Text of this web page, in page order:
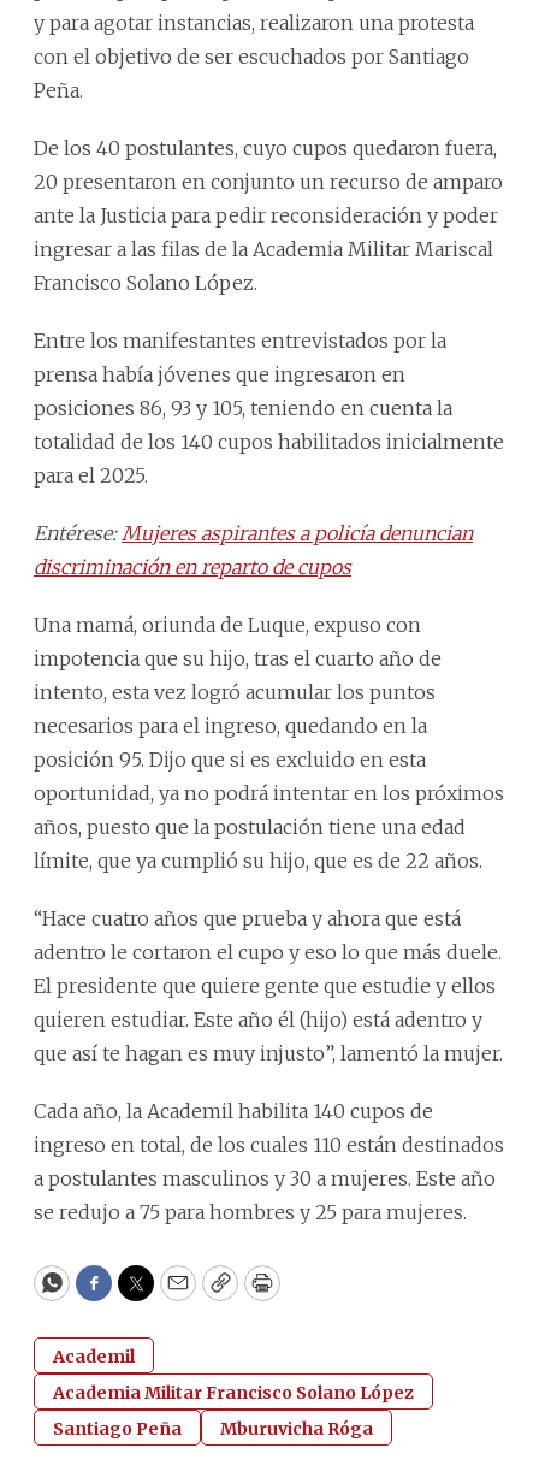
y para agotar instancias, realizaron una protesta
con el objetivo de ser escuchados por Santiago
Peña.
De los 40 postulantes, cuyo cupos quedaron fuera,
20 presentaron en conjunto un recurso de amparo
ante la Justicia para pedir reconsideración y poder
ingresar a las filas de la Academia Militar Mariscal
Francisco Solano López.
Entre los manifestantes entrevistados por la
prensa había jóvenes que ingresaron en
posiciones 86, 93 y 105, teniendo en cuenta la
totalidad de los 140 cupos habilitados inicialmente
para el 2025.
Entérese: Mujeres aspirantes a policía denuncian
discriminación en reparto de cupos
Una mamá, oriunda de Luque, expuso con
impotencia que su hijo, tras el cuarto año de
intento, esta vez logró acumular los puntos
necesarios para el ingreso, quedando en la
posición 95. Dijo que si es excluido en esta
oportunidad, ya no podrá intentar en los próximos
años, puesto que la postulación tiene una edad
límite, que ya cumplió su hijo, que es de 22 años.
“Hace cuatro años que prueba y ahora que está
adentro le cortaron el cupo y eso lo que más duele.
El presidente que quiere gente que estudie y ellos
quieren estudiar. Este año él (hijo) está adentro y
que así te hagan es muy injusto”, lamentó la mujer.
Cada año, la Academil habilita 140 cupos de
ingreso en total, de los cuales 110 están destinados
a postulantes masculinos y 30 a mujeres. Este año
se redujo a 75 para hombres y 25 para mujeres.
WhatsApp
Facebook
Twitter
EmailCopyPrint
Academil
Academia Militar Francisco Solano López
Santiago Peña
Mburuvicha Róga